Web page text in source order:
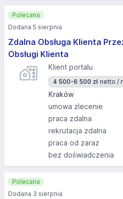
Zdalna Obsługa Klienta
Obsługi Klienta
Klient portalu
4 500-6 500 zł netto /
Kraków
umowa zlecenie
praca zdalna
rekrutacja zdalna
praca od zaraz
bez doświadczenia
Polecana
Dodana 5 sierpnia
Polecana
Dodana 3 sierpnia